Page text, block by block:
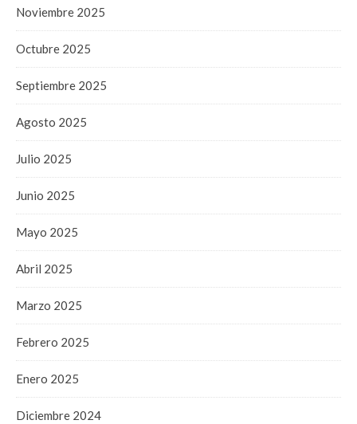
Noviembre 2025
Octubre 2025
Septiembre 2025
Agosto 2025
Julio 2025
Junio 2025
Mayo 2025
Abril 2025
Marzo 2025
Febrero 2025
Enero 2025
Diciembre 2024